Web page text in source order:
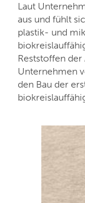
Laut
aus und fühlt
plastik- und
Reststoffen
Unternehmen
den Bau der